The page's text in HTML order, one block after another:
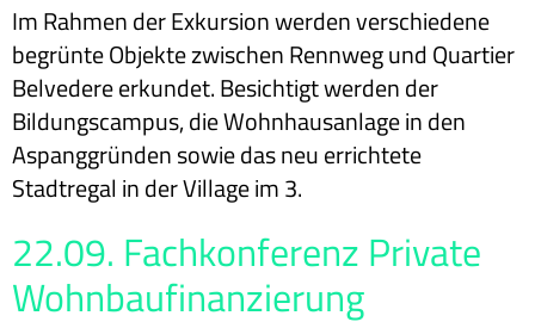
Im Rahmen der Exkursion werden verschiedene
begrünte Objekte zwischen Rennweg und Quartier
Belvedere erkundet. Besichtigt werden der
Bildungscampus, die Wohnhausanlage in den
Aspanggründen sowie das neu errichtete
Stadtregal in der Village im 3.
22.09. Fachkonferenz Private
Wohnbaufinanzierung